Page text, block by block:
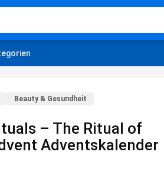
Beauty & Gesundheit
– The Ritual of
Adventskalender